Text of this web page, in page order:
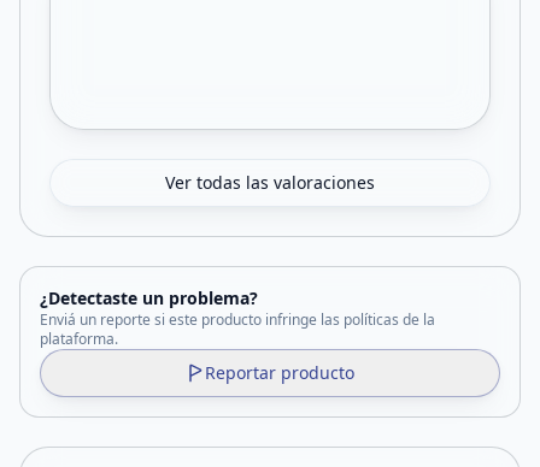
Ver todas las valoraciones
¿Detectaste un problema?
Enviá un reporte si este producto infringe las políticas de la
plataforma.
Reportar producto